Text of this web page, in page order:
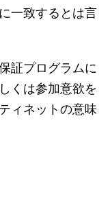
一致するとは言
証プログラムに
くは参加意欲を
ィネットの意味